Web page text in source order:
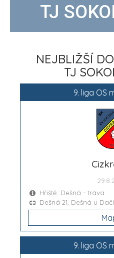
TJ
NEJBLIŽŠÍ
TJ
9. liga OS
Hřiště: Dešná - tráva
Dešná 21, Dešná u
9. liga OS